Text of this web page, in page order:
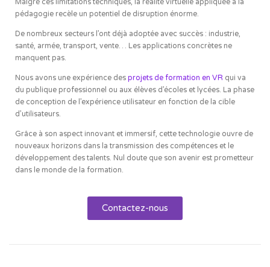
Malgré ces limitations techniques, la réalité virtuelle appliquée à la
pédagogie recèle un potentiel de disruption énorme.
De nombreux secteurs l’ont déjà adoptée avec succès : industrie,
santé, armée, transport, vente… Les applications concrètes ne
manquent pas.
Nous avons une expérience des projets de formation en VR qui va
du publique professionnel ou aux élèves d’écoles et lycées. La phase
de conception de l’expérience utilisateur en fonction de la cible
d’utilisateurs.
Grâce à son aspect innovant et immersif, cette technologie ouvre de
nouveaux horizons dans la transmission des compétences et le
développement des talents. Nul doute que son avenir est prometteur
dans le monde de la formation.
Contactez-nous